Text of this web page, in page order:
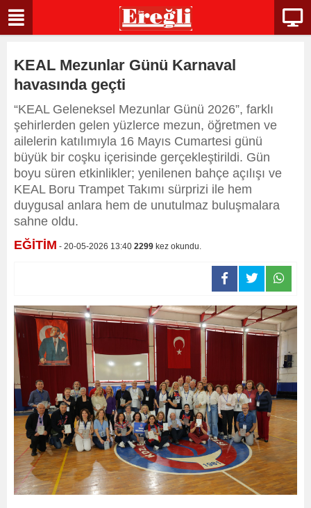
KEAL Mezunlar Günü Karnaval
havasında geçti
“KEAL Geleneksel Mezunlar Günü 2026”, farklı
şehirlerden gelen yüzlerce mezun, öğretmen ve
ailelerin katılımıyla 16 Mayıs Cumartesi günü
büyük bir coşku içerisinde gerçekleştirildi. Gün
boyu süren etkinlikler; yenilenen bahçe açılışı ve
KEAL Boru Trampet Takımı sürprizi ile hem
duygusal anlara hem de unutulmaz buluşmalara
sahne oldu.
EĞİTİM - 20-05-2026 13:40 2299 kez okundu.